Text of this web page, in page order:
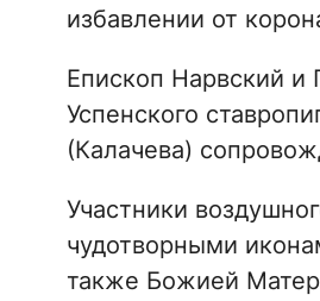
избавлении от
Епископ Нарвский и
Успенского
(Калачева)
Участники
чудотворными
также Божией